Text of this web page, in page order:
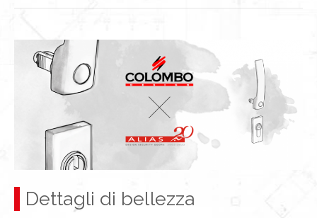
Dettagli di bellezza